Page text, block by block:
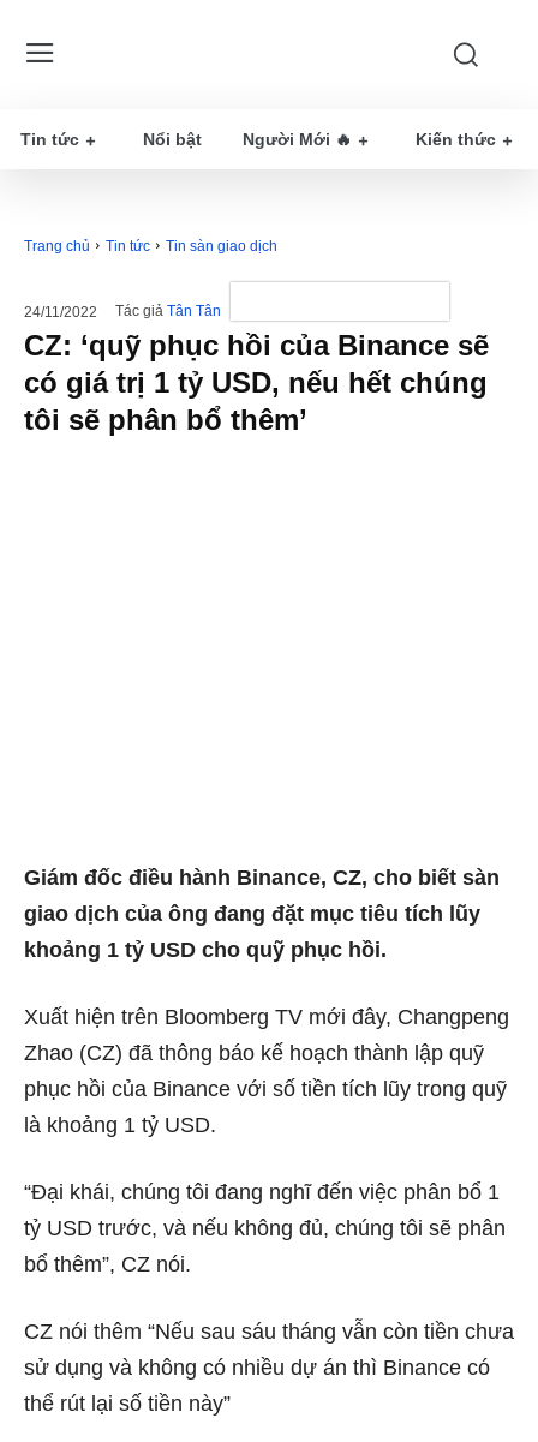
Tin tức Nổi bật Người Mới 🔥 Kiến thức
Trang chủ Tin tức Tin sàn giao dịch
24/11/2022 Tác giả Tân Tân
CZ: ‘quỹ phục hồi của Binance sẽ
có giá trị 1 tỷ USD, nếu hết chúng
tôi sẽ phân bổ thêm’
Giám đốc điều hành Binance, CZ, cho biết sàn
giao dịch của ông đang đặt mục tiêu tích lũy
khoảng 1 tỷ USD cho quỹ phục hồi.
Xuất hiện trên Bloomberg TV mới đây, Changpeng
Zhao (CZ) đã thông báo kế hoạch thành lập quỹ
phục hồi của Binance với số tiền tích lũy trong quỹ
là khoảng 1 tỷ USD.
“Đại khái, chúng tôi đang nghĩ đến việc phân bổ 1
tỷ USD trước, và nếu không đủ, chúng tôi sẽ phân
bổ thêm”, CZ nói.
CZ nói thêm “Nếu sau sáu tháng vẫn còn tiền chưa
sử dụng và không có nhiều dự án thì Binance có
thể rút lại số tiền này”